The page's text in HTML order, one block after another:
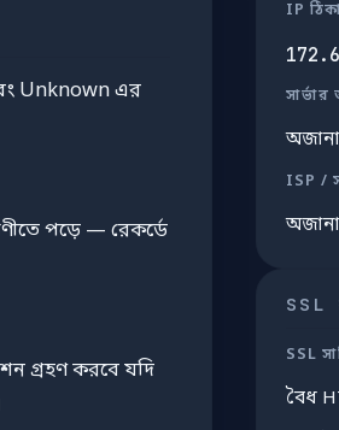
Unknown এর
পড়ে — রেকর্ডে
গ্রহণ করবে যদি
IP
অজানা
ISP /
অজানা
SSL
SSL
বৈধ